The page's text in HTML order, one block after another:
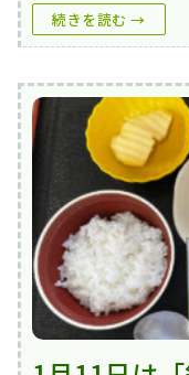
まりーごーるど(
笑輪会（クラブ
撮影･録音等の
厚生労働大臣の
続きを読む →